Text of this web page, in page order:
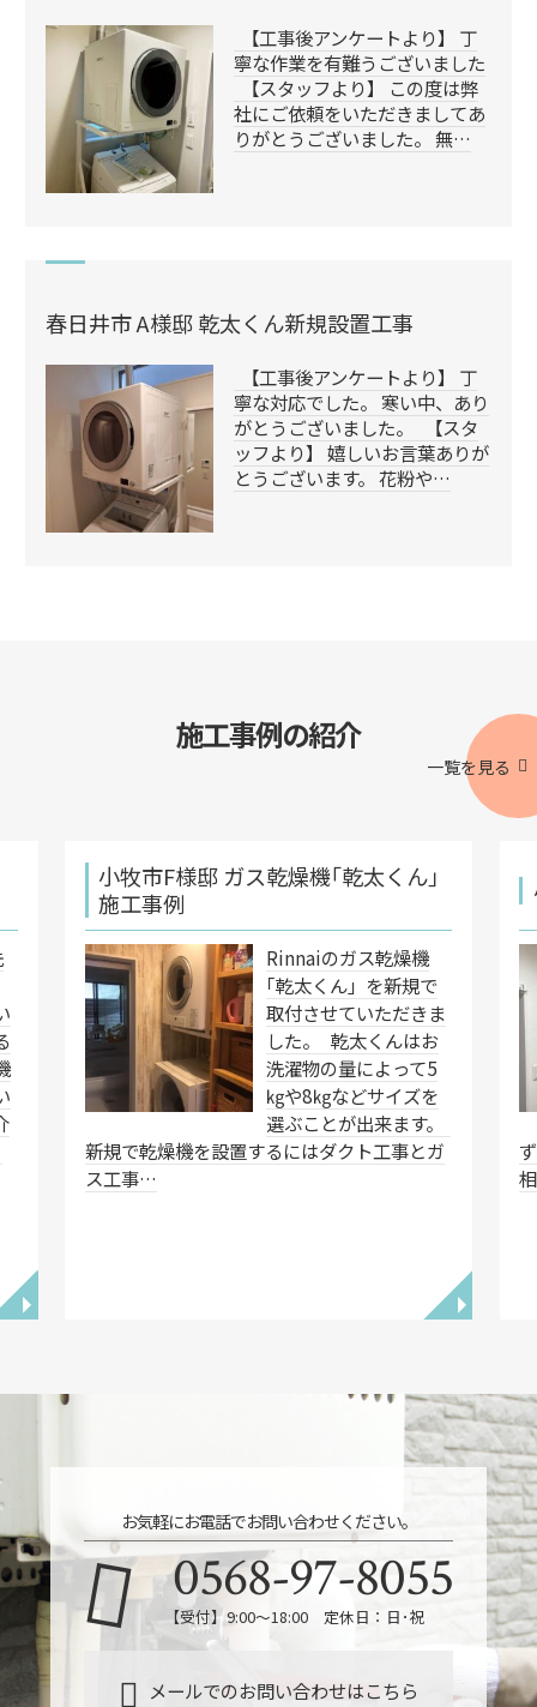
【工事後アンケートより】 丁
寧な作業を有難うございました
【スタッフより】 この度は弊
社にご依頼をいただきましてあ
りがとうございました。 無…
春日井市 A様邸 乾太くん新規設置工事
【工事後アンケートより】 丁
寧な対応でした。 寒い中、あり
がとうございました。 【スタ
ッフより】 嬉しいお言葉ありが
とうございます。 花粉や…
施工事例の紹介
一覧を見る
◥
小牧市F様邸 ガス乾燥機｢乾太くん｣
施工事例
Rinnaiのガス乾燥機
｢乾太くん」を新規で
取付させていただきま
した。 乾太くんはお
洗濯物の量によって5
㎏や8㎏などサイズを
選ぶことが出来ます。
新規で乾燥機を設置するにはダクト工事とガ
ス工事…
◥
お気軽にお電話でお問い合わせください。
0568-97-8055
【受付】9:00～18:00 定休日：日･祝
メールでのお問い合わせはこちら